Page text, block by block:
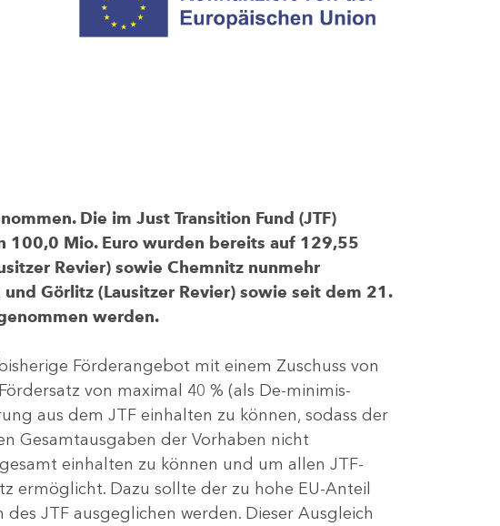
Die im Just Transition Fund (JTF)
100,0 Mio. Euro wurden bereits auf 129,55
Revier) sowie Chemnitz nunmehr
Görlitz (Lausitzer Revier) sowie seit dem 21.
werden.
Förderangebot mit einem Zuschuss von
von maximal 40 % (als De-minimis-
aus dem JTF einhalten zu können, sodass der
Gesamtausgaben der Vorhaben nicht
einhalten zu können und um allen JTF-
ermöglicht. Dazu sollte der zu hohe EU-Anteil
JTF ausgeglichen werden. Dieser Ausgleich